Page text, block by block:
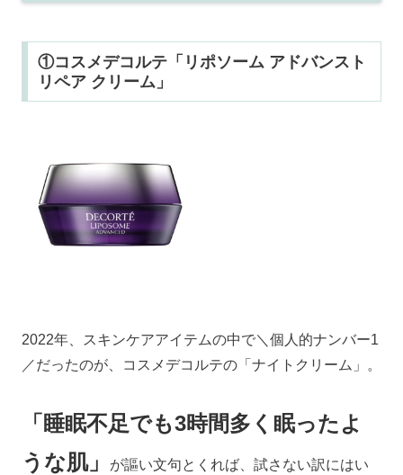
①コスメデコルテ「リポソーム アドバンスト
リペア クリーム」
2022年、スキンケアアイテムの中で＼個人的ナンバー1
／だったのが、コスメデコルテの「ナイトクリーム」。
「睡眠不足でも3時間多く眠ったよ
うな肌」
が謳い文句とくれば、試さない訳にはい